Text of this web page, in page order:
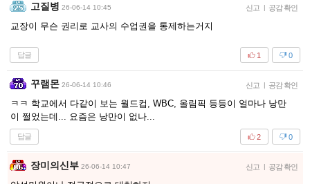
고질병 26-06-14 10:45 신고 | 공감 확인
교장이 무슨 권리로 교사의 수업권을 통제하는거지
답글 0
1
꾸램몬 26-06-14 10:46 신고 | 공감 확인
ㅋㅋ 학교에서 다같이 보는 월드컵, WBC, 올림픽 등등이 얼마나 낭만
이 쩔었는데... 요즘은 낭만이 없나...
답글 0
2
장미의신부 26-06-14 10:47 신고 | 공감 확인